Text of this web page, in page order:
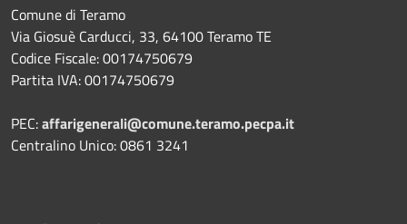
Comune di Teramo
Via Giosuè Carducci, 33, 64100 Teramo TE
Codice Fiscale: 00174750679
Partita IVA: 00174750679
PEC:affarigenerali@comune.teramo.pecpa.it
Centralino Unico: 0861 3241